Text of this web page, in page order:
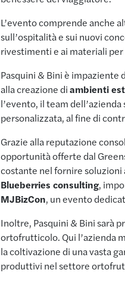
L’evento comprende anche
sull’ospitalità e sui nuovi
rivestimenti e ai materiali
Pasquini & Bini è
alla creazione diambienti
l’evento, il team
personalizzata, al fine di
Grazie alla reputazione
opportunità offerte dal
costante nel fornire soluzioni
Blueberries consulting,
MJBizCon, un evento
Inoltre, Pasquini & Bini sarà
ortofrutticolo. Qui l’azienda
la coltivazione di una vasta
produttivi nel settore